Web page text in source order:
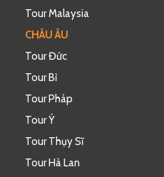
Tour Malaysia
CHÂU ÂU
Tour Đức
Tour Bỉ
Tour Pháp
Tour Ý
Tour Thụy Sĩ
Tour Hà Lan